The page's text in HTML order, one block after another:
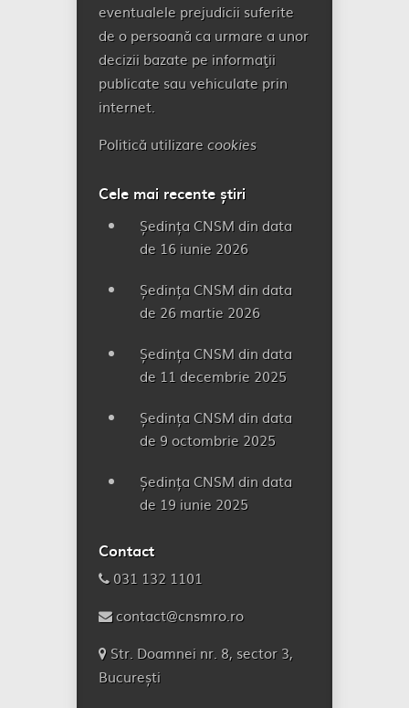
eventualele prejudicii suferite
de o persoană ca urmare a unor
decizii bazate pe informaţii
publicate sau vehiculate prin
internet.
Politică utilizare cookies
Cele mai recente știri
Ședința CNSM din data
de 16 iunie 2026
Ședința CNSM din data
de 26 martie 2026
Ședința CNSM din data
de 11 decembrie 2025
Ședința CNSM din data
de 9 octombrie 2025
Ședința CNSM din data
de 19 iunie 2025
Contact
031 132 1101
contact@cnsmro.ro
Str. Doamnei nr. 8, sector 3,
București